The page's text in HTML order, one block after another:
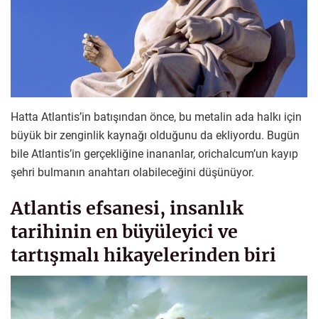
Hatta Atlantis’in batışından önce, bu metalin ada halkı için
büyük bir zenginlik kaynağı olduğunu da ekliyordu. Bugün
bile Atlantis’in gerçekliğine inananlar, orichalcum’un kayıp
şehri bulmanın anahtarı olabileceğini düşünüyor.
Atlantis efsanesi, insanlık
tarihinin en büyüleyici ve
tartışmalı hikayelerinden biri